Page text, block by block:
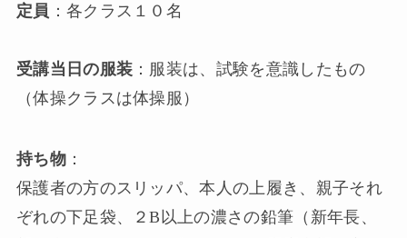
定員 ：各クラス１０名
受講当日の服装 ：服装は、試験を意識したもの
（体操クラスは体操服）
持ち物：
保護者の方のスリッパ、本人の上履き、親子それ
ぞれの下足袋、２B以上の濃さの鉛筆（新年長、